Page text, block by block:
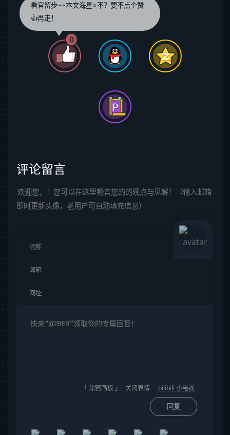
看官留步~~本文海星⭐️不？要不点个赞
👍再走！
0
评论留言
欢迎您，！您可以在这里畅言您的的观点与见解！（输入邮箱
即时更新头像，老用户可自动填充信息）
「 涂鸦画板 」 关闭表情 bilibili 小电视
回复